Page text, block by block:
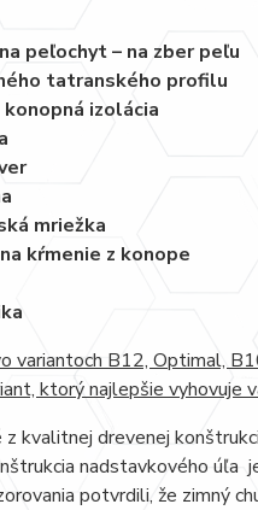
peľochyt – na zber peľu
tatranského profilu
izolácia
mriežka
kŕmenie z konope
variantoch B12, Optimal,
ktorý najlepšie vyhovuje
z kvalitnej drevenej
nadstavkového úľa
potvrdili, že zimný